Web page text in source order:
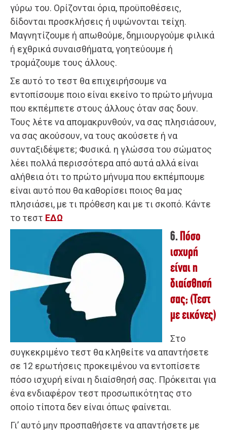
γύρω του. Ορίζονται όρια, προϋποθέσεις,
δίδονται προσκλήσεις ή υψώνονται τείχη.
Μαγνητίζουμε ή απωθούμε, δημιουργούμε φιλικά
ή εχθρικά συναισθήματα, γοητεύουμε ή
τρομάζουμε τους άλλους.
Σε αυτό το τεστ θα επιχειρήσουμε να
εντοπίσουμε ποιο είναι εκείνο το πρώτο μήνυμα
που εκπέμπετε στους άλλους όταν σας δουν.
Τους λέτε να απομακρυνθούν, να σας πλησιάσουν,
να σας ακούσουν, να τους ακούσετε ή να
συνταξιδέψετε; Φυσικά. η γλώσσα του σώματος
λέει πολλά περισσότερα από αυτά αλλά είναι
αλήθεια ότι το πρώτο μήνυμα που εκπέμπουμε
είναι αυτό που θα καθορίσει ποιος θα μας
πλησιάσει, με τι πρόθεση και με τι σκοπό. Κάντε
το τεστ ΕΔΩ
6. Πόσο
ισχυρή
είναι η
διαίσθησή
σας; (Τεστ
με εικόνες)
Στο
συγκεκριμένο τεστ θα κληθείτε να απαντήσετε
σε 12 ερωτήσεις προκειμένου να εντοπίσετε
πόσο ισχυρή είναι η διαίσθησή σας. Πρόκειται για
ένα ενδιαφέρον τεστ προσωπικότητας στο
οποίο τίποτα δεν είναι όπως φαίνεται.
Γι’ αυτό μην προσπαθήσετε να απαντήσετε με